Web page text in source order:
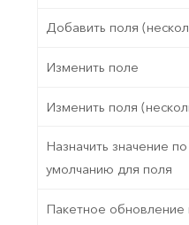
ГИС и
Все
Добавить поля
Изменить поле
Изменить поля
Назначить значение по
умолчанию для поля
Пакетное обновление